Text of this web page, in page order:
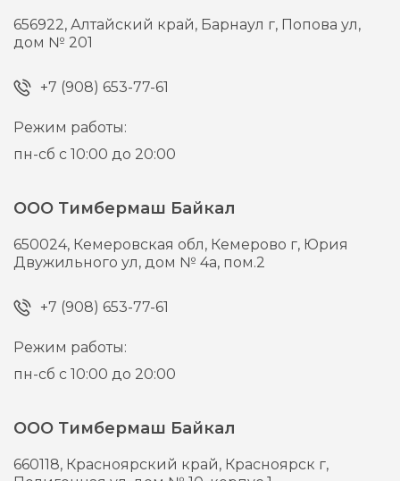
656922,Алтайский край, Барнаул г, Попова ул,
дом № 201
+7 (908) 653-77-61
Режим работы:
пн-сб с 10:00 до 20:00
ООО Тимбермаш Байкал
650024, Кемеровская обл, Кемерово г, Юрия
Двужильного ул, дом № 4а, пом.2
+7 (908) 653-77-61
Режим работы:
пн-сб с 10:00 до 20:00
ООО Тимбермаш Байкал
660118, Красноярский край, Красноярск г,